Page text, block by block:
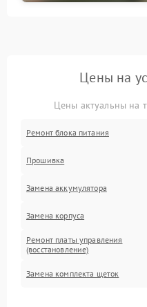
Цены на
Цены актуальны на
Ремонт блока питания
Прошивка
Замена аккумулятора
Замена корпуса
Ремонт платы управления
(восстановление)
Замена комплекта щеток